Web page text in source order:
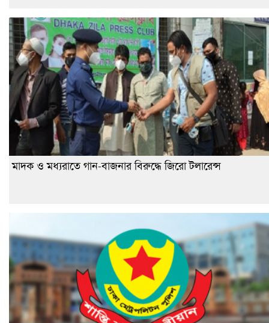
মাদক ও মধ্যরাতে গান-বাজনার বিরুদ্ধে জিরো টলারেন্স